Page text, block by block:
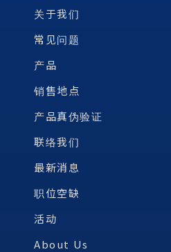
关于我们
常见问题
产品
销售地点
产品真伪验证
联络我们
最新消息
职位空缺
活动
About Us